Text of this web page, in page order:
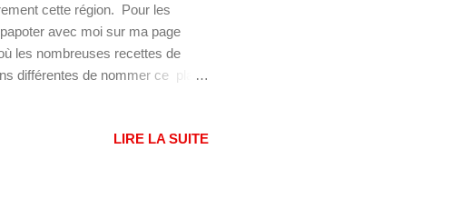
cette région. Pour les
avec moi sur ma page
les nombreuses recettes de
différentes de nommer ce plat
France et de son épouse Marie-
LIRE LA SUITE